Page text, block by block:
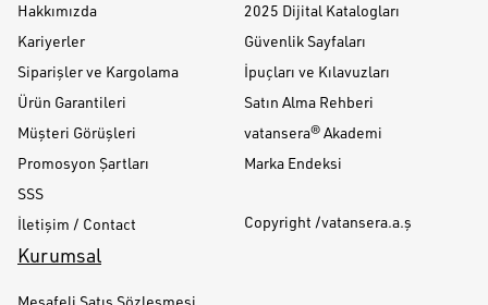
Hakkımızda
Kariyerler
Siparişler ve Kargolama
Ürün Garantileri
Müşteri Görüşleri
Promosyon Şartları
SSS
İletişim / Contact
2025 Dijital Katalogları
Güvenlik Sayfaları
İpuçları ve Kılavuzları
Satın Alma Rehberi
vatansera® Akademi
Marka Endeksi
Copyright /vatansera.a.ş
Kurumsal
Mesafeli Satış Sözleşmesi